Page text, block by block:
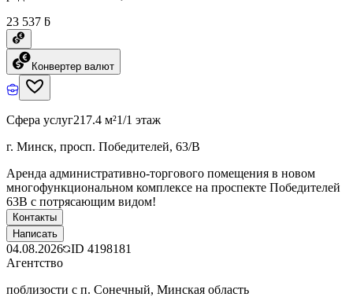
23 537 ƃ
Конвертер валют
Сфера услуг217.4 м²1/1 этаж
г. Минск, просп. Победителей, 63/В
Аренда административно-торгового помещения в новом
многофункциональном комплексе на проспекте Победителей
63В с потрясающим видом!
Контакты
Написать
04.08.2026 ID 4198181
Агентство
поблизости с п. Сонечный, Минская область